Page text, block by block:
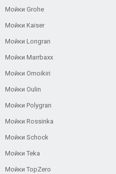
Мойки Grohe
Мойки Kaiser
Мойки Longran
Мойки Marrbaxx
Мойки Omoikiri
Мойки Oulin
Мойки Polygran
Мойки Rossinka
Мойки Schock
Мойки Teka
Мойки TopZero